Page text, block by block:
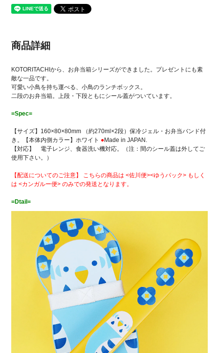
商品詳細
KOTORITACHIから、お弁当箱シリーズができました。プレゼントにも素
敵な一品です。
可愛い小鳥を持ち運べる、小鳥のランチボックス。
二段のお弁当箱。上段・下段ともにシール蓋がついています。
=Spec=
【サイズ】160×80×80mm （約270ml×2段）保冷ジェル・お弁当バンド付
き。【本体内側カラー】ホワイト ●Made in JAPAN.
【対応】 電子レンジ、食器洗い機対応。（注：間のシール蓋は外してご
使用下さい。）
【配送についてのご注意】 こちらの商品は <佐川便><ゆうパック> もしく
は <カンガルー便> のみでの発送となります。
=Dtail=